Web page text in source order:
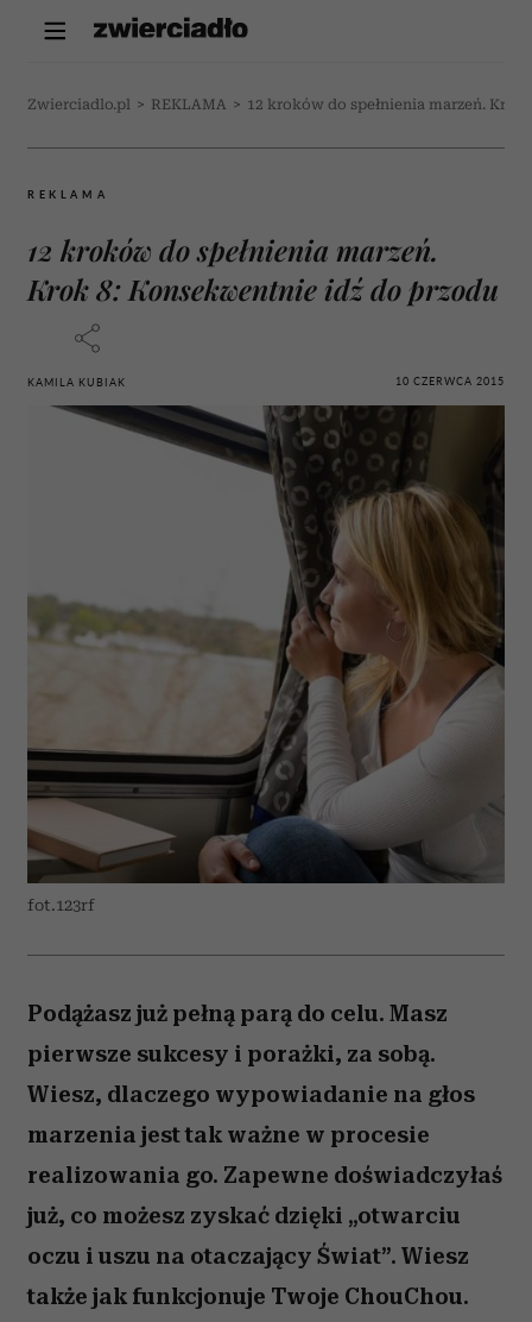
Zwierciadlo.pl > REKLAMA > 12 kroków do spełnienia marzeń.
REKLAMA
12 kroków do spełnienia marzeń.
Krok 8: Konsekwentnie idź do przodu
KAMILA KUBIAK 10 CZERWCA 2015
fot.123rf
Podążasz już pełną parą do celu. Masz
pierwsze sukcesy i porażki, za sobą.
Wiesz, dlaczego wypowiadanie na głos
marzenia jest tak ważne w procesie
realizowania go. Zapewne doświadczyłaś
już, co możesz zyskać dzięki „otwarciu
oczu i uszu na otaczający Świat”. Wiesz
także jak funkcjonuje Twoje ChouChou.